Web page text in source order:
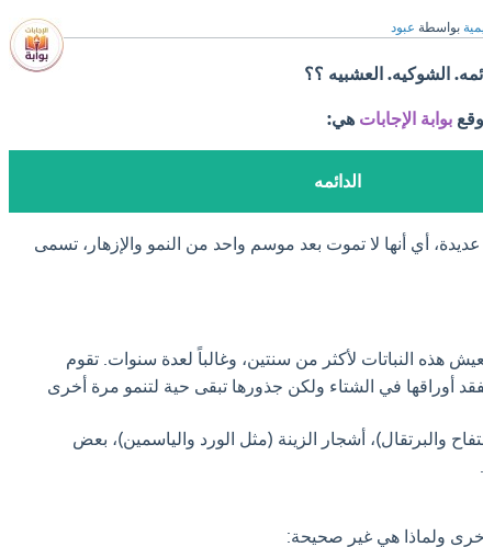
بواسطة عبود
الشوكيه. العشبيه ؟؟
بوابة الإجابات هي:
الدائمه
أي أنها لا تموت بعد موسم واحد من النمو والإزهار، تسمى
هذه النباتات لأكثر من سنتين، وغالباً لعدة سنوات. تقوم
أوراقها في الشتاء ولكن جذورها تبقى حية لتنمو مرة أخرى
والبرتقال)، أشجار الزينة (مثل الورد والياسمين)، بعض
ولماذا هي غير صحيحة: